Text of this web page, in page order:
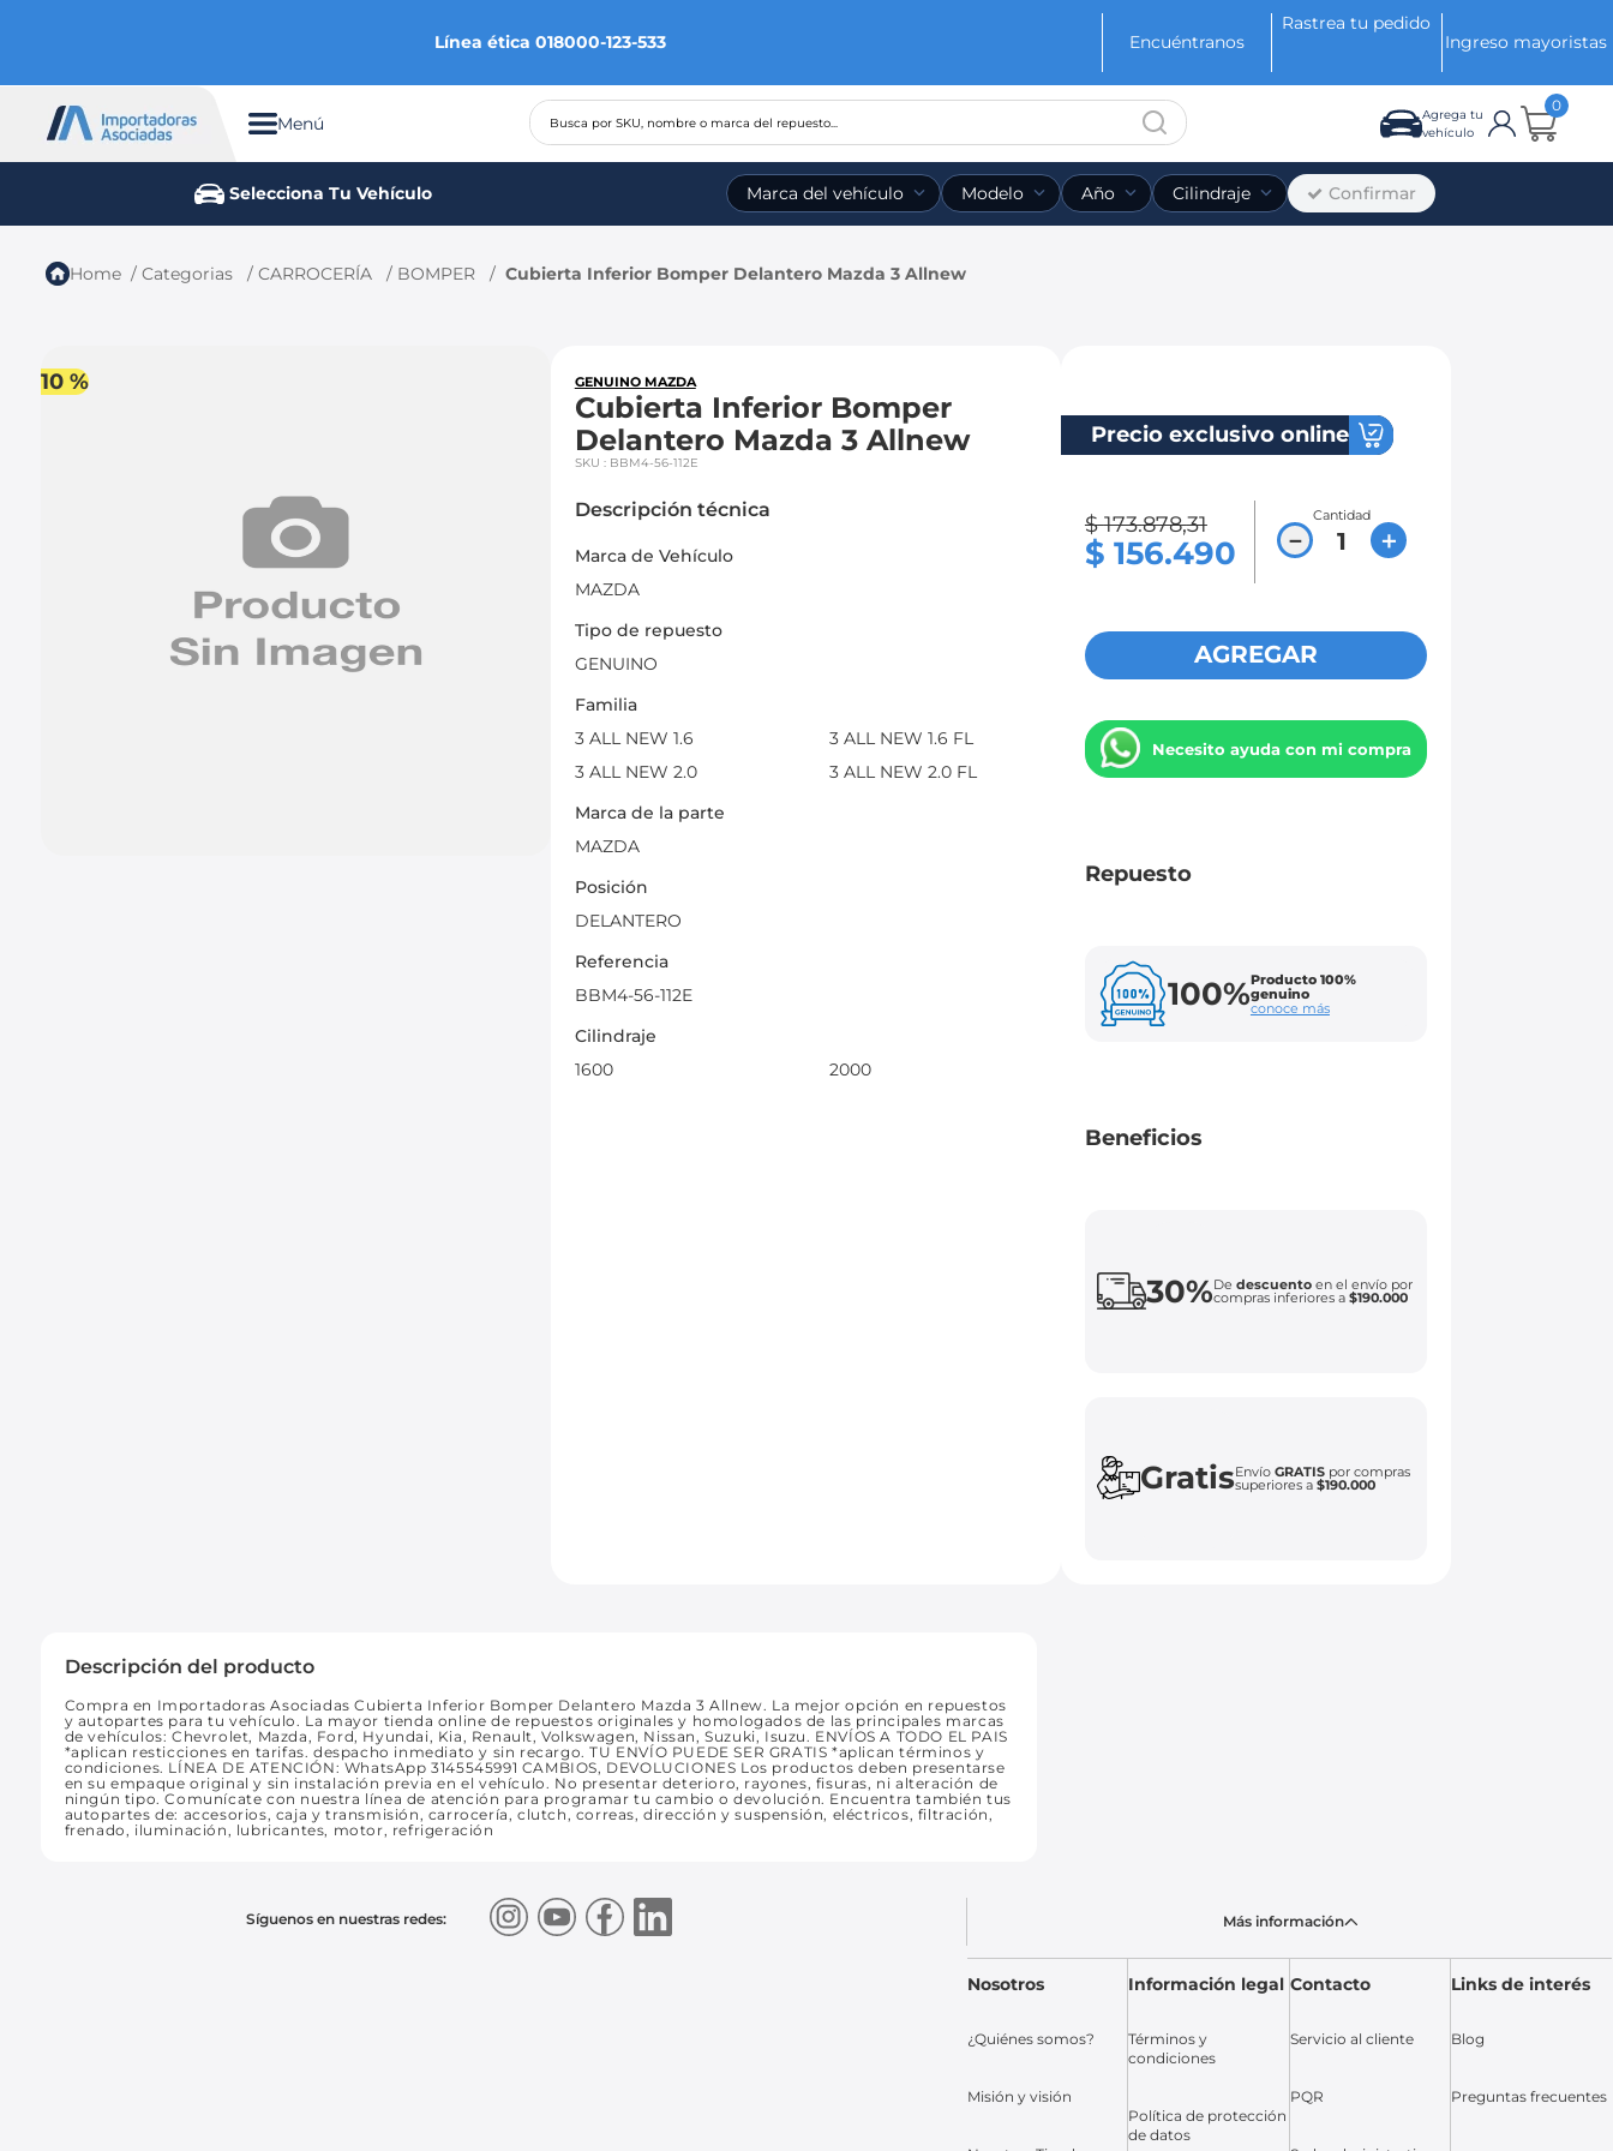
Línea ética 018000-123-533 Encuéntranos
Rastrea tu pedido
Ingreso mayoristas
Menú
Busca por SKU, nombre o marca del repuesto...
Agrega tu
vehículo
0
Selecciona Tu Vehículo Marca del vehículo Modelo Año Cilindraje Confirmar
Categorias CARROCERÍA BOMPER Cubierta Inferior Bomper Delantero Mazda 3 Allnew
10 % GENUINO MAZDA
Cubierta Inferior Bomper
Delantero Mazda 3 Allnew
SKU : BBM4-56-112E
Descripción técnica
Marca de Vehículo
MAZDA
Tipo de repuesto
GENUINO
Familia
3 ALL NEW 1.6
3 ALL NEW 1.6 FL
3 ALL NEW 2.0
3 ALL NEW 2.0 FL
Marca de la parte
MAZDA
Posición
DELANTERO
Referencia
BBM4-56-112E
Cilindraje
1600
2000
Precio exclusivo online
$ 173.878,31
$ 156.490
Cantidad
＋
－
AGREGAR
Necesito ayuda con mi compra
Repuesto
100%Producto 100%
genuino
conoce más
Beneficios
30%De descuentoen el envío por
compras inferiores a $190.000
GratisEnvío GRATISpor compras
superiores a $190.000
Descripción del producto
Compra en Importadoras Asociadas Cubierta Inferior Bomper Delantero Mazda 3 Allnew. La mejor opción en repuestos
y autopartes para tu vehículo. La mayor tienda online de repuestos originales y homologados de las principales marcas
de vehículos: Chevrolet, Mazda, Ford, Hyundai, Kia, Renault, Volkswagen, Nissan, Suzuki, Isuzu. ENVÍOS A TODO EL PAIS
*aplican resticciones en tarifas. despacho inmediato y sin recargo. TU ENVÍO PUEDE SER GRATIS *aplican términos y
condiciones. LÍNEA DE ATENCIÓN: WhatsApp 3145545991 CAMBIOS, DEVOLUCIONES Los productos deben presentarse
en su empaque original y sin instalación previa en el vehículo. No presentar deterioro, rayones, fisuras, ni alteración de
ningún tipo. Comunícate con nuestra línea de atención para programar tu cambio o devolución. Encuentra también tus
autopartes de: accesorios, caja y transmisión, carrocería, clutch, correas, dirección y suspensión, eléctricos, filtración,
frenado, iluminación, lubricantes, motor, refrigeración
Síguenos en nuestras redes: Más información
Nosotros
¿Quiénes somos?
Misión y visión
Información legal
Términos y
condiciones
Política de protección
de datos
Contacto
Servicio al cliente
PQR
Links de interés
Blog
Preguntas frecuentes
TÉRMINOS MÁS BUSCADOS
chevrolet
spark gt